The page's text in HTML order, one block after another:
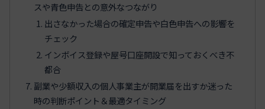
スや青色申告との意外なつながり
出さなかった場合の確定申告や白色申告への影響を
チェック
インボイス登録や屋号口座開設で知っておくべき不
都合
副業や少額収入の個人事業主が開業届を出すか迷った
時の判断ポイント＆最適タイミング